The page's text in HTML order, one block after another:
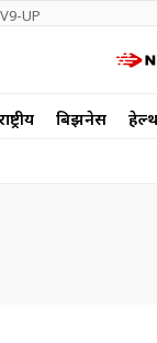
UP
बिझनेस